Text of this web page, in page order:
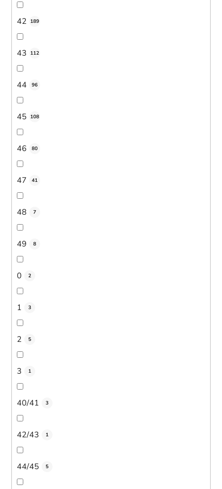
42 189
43 112
44 96
45 108
46 80
47 41
48 7
49 8
0 2
1 3
2 5
3 1
40/41 3
42/43 1
44/45 5